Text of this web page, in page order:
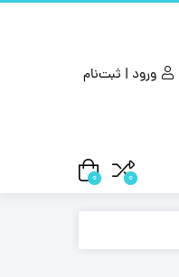
ورود | ثبت‌نام
0
0